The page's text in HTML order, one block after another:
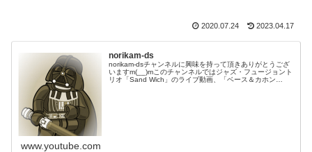
2020.07.24 2023.04.17
norikam-ds
norikam-dsチャンネルに興味を持って頂きありがとうござ
いますm(__)mこのチャンネルではジャズ・フュージョント
リオ「Sand Wich」のライブ動画、「ベース＆カホン
www.youtube.com